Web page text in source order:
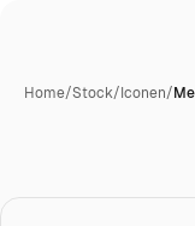
Home/Stock/Iconen/